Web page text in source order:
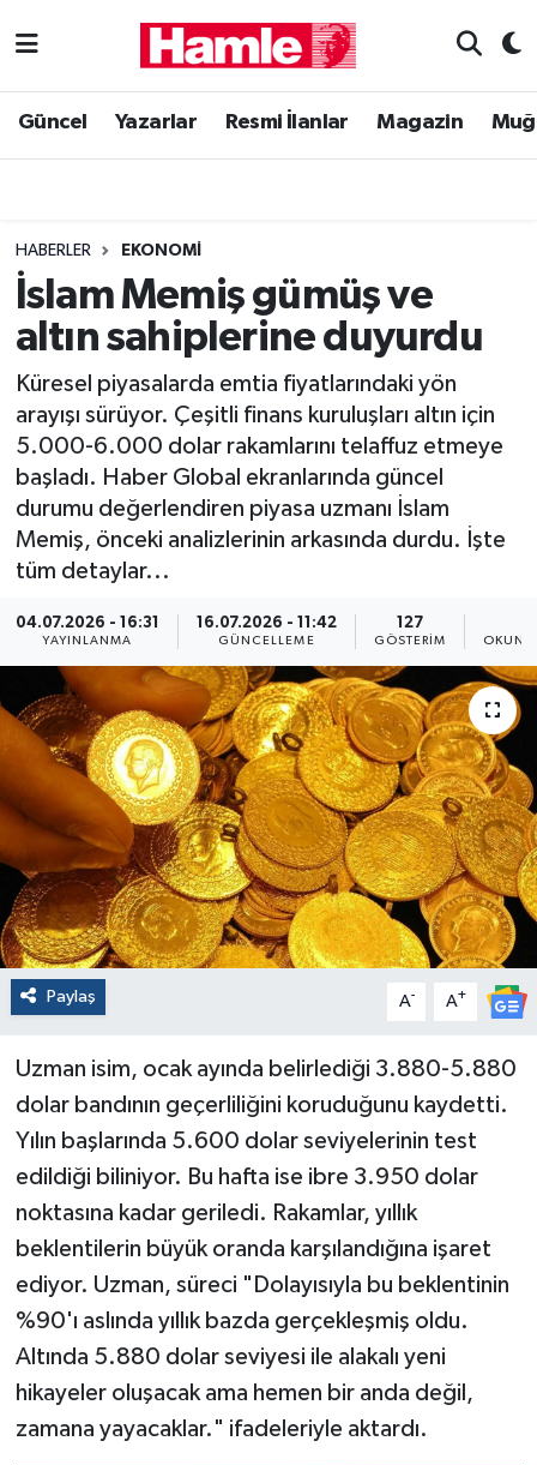
Güncel Yazarlar Resmi İlanlar Magazin
HABERLER EKONOMI
İslam Memiş gümüş ve
altın sahiplerine duyurdu
Küresel piyasalarda emtia fiyatlarındaki yön
arayışı sürüyor. Çeşitli finans kuruluşları altın için
5.000-6.000 dolar rakamlarını telaffuz etmeye
başladı. Haber Global ekranlarında güncel
durumu değerlendiren piyasa uzmanı İslam
Memiş, önceki analizlerinin arkasında durdu. İşte
tüm detaylar...
04.07.2026 - 16:31
YAYINLANMA
16.07.2026 - 11:42
GÜNCELLEME
127
GÖSTERIM
Paylaş A- A+
Uzman isim, ocak ayında belirlediği 3.880-5.880
dolar bandının geçerliliğini koruduğunu kaydetti.
Yılın başlarında 5.600 dolar seviyelerinin test
edildiği biliniyor. Bu hafta ise ibre 3.950 dolar
noktasına kadar geriledi. Rakamlar, yıllık
beklentilerin büyük oranda karşılandığına işaret
ediyor. Uzman, süreci "Dolayısıyla bu beklentinin
%90'ı aslında yıllık bazda gerçekleşmiş oldu.
Altında 5.880 dolar seviyesi ile alakalı yeni
hikayeler oluşacak ama hemen bir anda değil,
zamana yayacaklar." ifadeleriyle aktardı.
Güncel
Magazin
Muğla Haber
Siyaset
Muğla Nöbetçi Eczaneler
Muğla Trafik Yoğunluk Haritası
Süper Lig Puan Durumu ve Fikstür
Tüm Manşetler
Son Dakika Haberleri
Haber Arşivi